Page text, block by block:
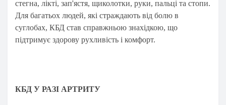
стегна, лікті, зап'ястя, щиколотки, руки, пальці та стопи.
Для багатьох людей, які страждають від болю в
суглобах, КБД став справжньою знахідкою, що
підтримує здорову рухливість і комфорт.
КБД У РАЗІ АРТРИТУ